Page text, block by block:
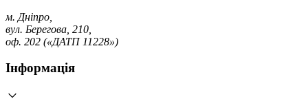
м. Дніпро,
вул. Берегова, 210,
оф. 202 («ДАТП 11228»)
Інформація